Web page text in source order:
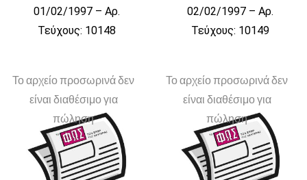
01/02/1997 – Αρ.
Τεύχους: 10148
02/02/1997 – Αρ.
Τεύχους: 10149
Το αρχείο προσωρινά δεν
είναι διαθέσιμο για
πώληση
Το αρχείο προσωρινά δεν
είναι διαθέσιμο για
πώληση